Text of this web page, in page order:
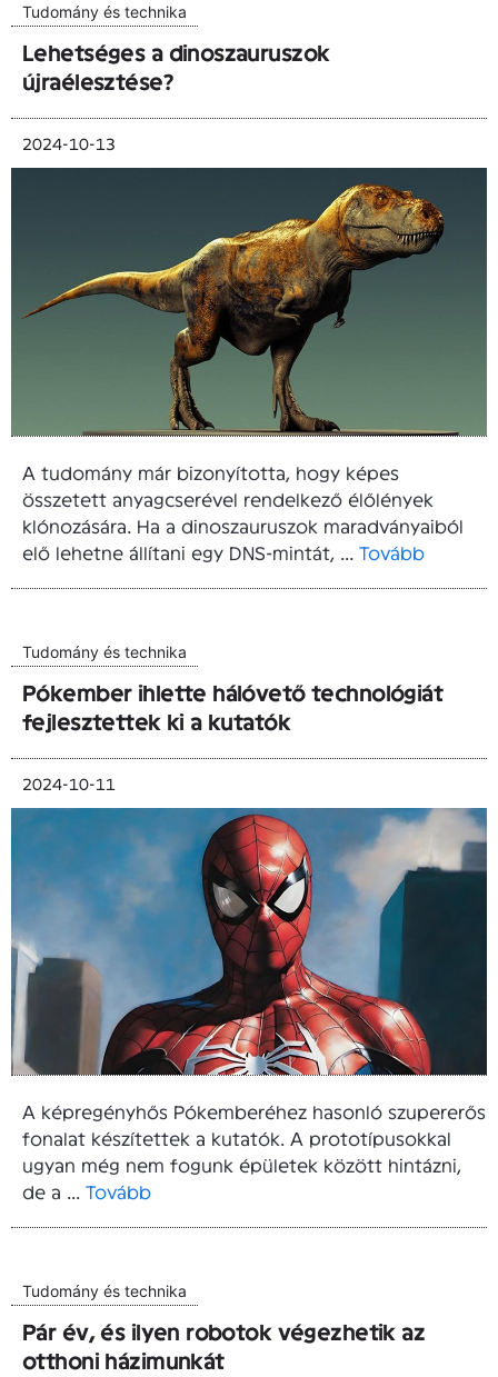
Tudomány és technika
Lehetséges a dinoszauruszok
újraélesztése?
2024-10-13
A tudomány már bizonyította, hogy képes
összetett anyagcserével rendelkező élőlények
klónozására. Ha a dinoszauruszok maradványaiból
elő lehetne állítani egy DNS-mintát, ... Tovább
Tudomány és technika
Pókember ihlette hálóvető technológiát
fejlesztettek ki a kutatók
2024-10-11
A képregényhős Pókemberéhez hasonló szupererős
fonalat készítettek a kutatók. A prototípusokkal
ugyan még nem fogunk épületek között hintázni,
de a ... Tovább
Tudomány és technika
Pár év, és ilyen robotok végezhetik az
otthoni házimunkát